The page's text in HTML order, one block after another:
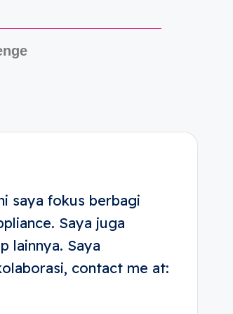
saya fokus berbagi
Saya juga
lainnya. Saya
contact me at: